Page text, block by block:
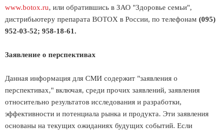
www.botox.ru, или обратившись в ЗАО "Здоровье семьи",
дистрибьютеру препарата BOTOX в России, по телефонам (095)
952-03-52; 958-18-61.
Заявление о перспективах
Данная информация для СМИ содержит "заявления о
перспективах," включая, среди прочих заявлений, заявления
относительно результатов исследования и разработки,
эффективности и потенциала рынка и продукта. Эти заявления
основаны на текущих ожиданиях будущих событий. Если